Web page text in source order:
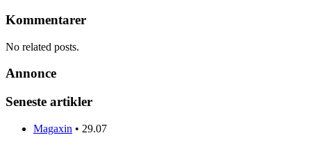
Kommentarer
No related posts.
Annonce
Seneste artikler
Magaxin • 29.07